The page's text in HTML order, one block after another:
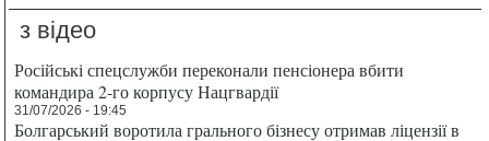
з відео
Російські спецслужби переконали пенсіонера вбити
командира 2-го корпусу Нацгвардії
31/07/2026 - 19:45
Болгарський воротила грального бізнесу отримав ліцензії в